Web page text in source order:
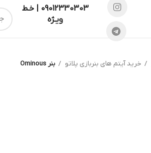
09012330303 | خـط
ویـژه
خرید آیتم های بنربازی پلاتو بنر Ominous